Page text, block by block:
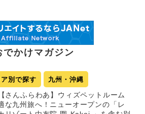
でかけマガジン
ア別で探す 九州・沖縄
さんふらわあ】ウィズペットルーム
な九州旅へ！ニューオープンの「レ